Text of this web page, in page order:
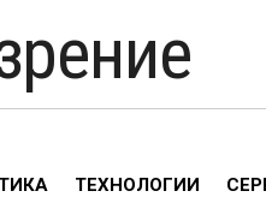
ТЕХНОЛОГИИ